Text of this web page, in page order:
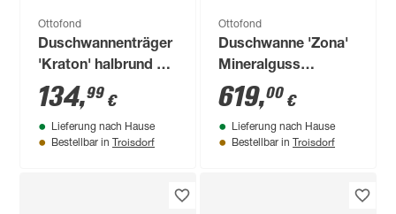
Ottofond
Duschwannenträger
'Kraton' halbrund 90
x 90 x 6 cm
134,99 €
Lieferung nach Hause
Bestellbar in Troisdorf
Ottofond
Duschwanne 'Zona'
Mineralguss
zementgrau 1200 x
900 / 30 mm
619,00 €
Lieferung nach Hause
Bestellbar in Troisdorf